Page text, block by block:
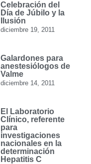
Celebración del
Día de Júbilo y la
Ilusión
diciembre 19, 2011
Galardones para
anestesiólogos de
Valme
diciembre 14, 2011
El Laboratorio
Clínico, referente
para
investigaciones
nacionales en la
determinación
Hepatitis C